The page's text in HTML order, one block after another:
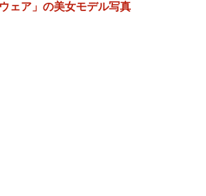
ェア」の美女モデル写真